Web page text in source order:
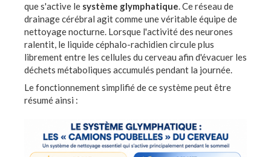
que s'active le système glymphatique. Ce réseau de
drainage cérébral agit comme une véritable équipe de
nettoyage nocturne. Lorsque l'activité des neurones
ralentit, le liquide céphalo-rachidien circule plus
librement entre les cellules du cerveau afin d'évacuer les
déchets métaboliques accumulés pendant la journée.
Le fonctionnement simplifié de ce système peut être
résumé ainsi :